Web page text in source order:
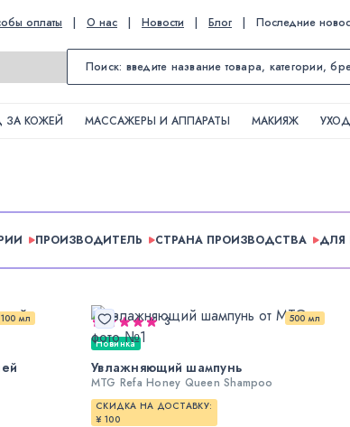
оплаты | О нас | Новости | Блог | Последние
ЗА КОЖЕЙ МАССАЖЕРЫ И АППАРАТЫ МАКИЯЖ
ПРОИЗВОДИТЕЛЬ СТРАНА ПРОИЗВОДСТВА ДЛЯ
100 мл 500 мл
3
Новинка
Увлажняющий шампунь
MTG Refa Honey Queen Shampoo
СКИДКА НА ДОСТАВКУ:
¥ 100